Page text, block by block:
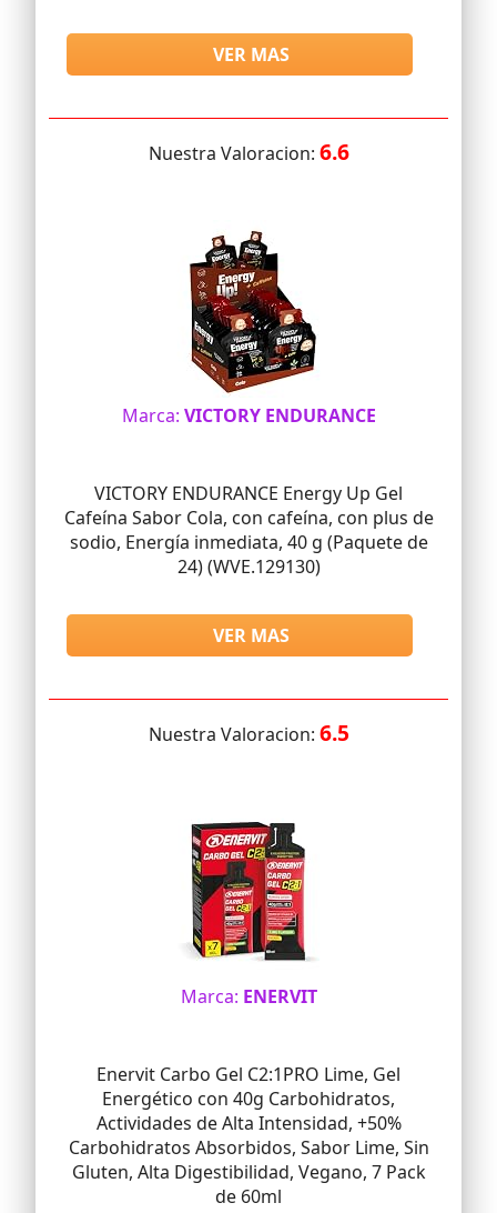
VER MAS
Nuestra Valoracion: 6.6
Marca: VICTORY ENDURANCE
VICTORY ENDURANCE Energy Up Gel
Cafeína Sabor Cola, con cafeína, con plus de
sodio, Energía inmediata, 40 g (Paquete de
24) (WVE.129130)
VER MAS
Nuestra Valoracion: 6.5
Marca: ENERVIT
Enervit Carbo Gel C2:1PRO Lime, Gel
Energético con 40g Carbohidratos,
Actividades de Alta Intensidad, +50%
Carbohidratos Absorbidos, Sabor Lime, Sin
Gluten, Alta Digestibilidad, Vegano, 7 Pack
de 60ml